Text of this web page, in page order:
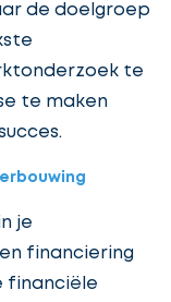
de doelgroep
te
te maken
je
financiering
financiële